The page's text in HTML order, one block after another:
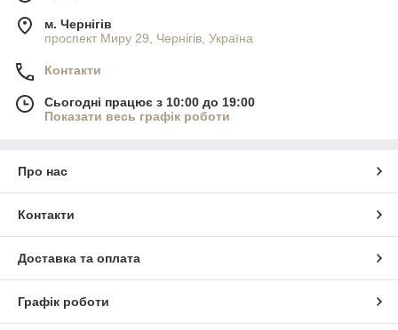
м. Чернігів
проспект Миру 29, Чернігів, Україна
Контакти
Сьогодні працює з 10:00 до 19:00
Показати весь графік роботи
Про нас
Контакти
Доставка та оплата
Графік роботи